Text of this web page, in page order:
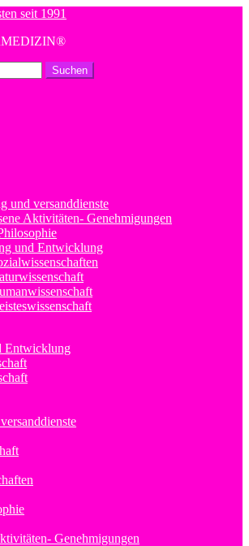
seit 1991
Suchen
und versanddienste
Aktivitäten- Genehmigungen
und Entwicklung
Entwicklung
Genehmigungen